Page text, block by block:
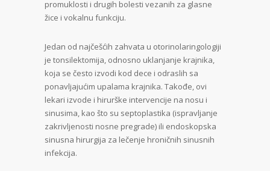
promuklosti i drugih bolesti vezanih za glasne
žice i vokalnu funkciju.
Jedan od najčešćih zahvata u otorinolaringologiji
je tonsilektomija, odnosno uklanjanje krajnika,
koja se često izvodi kod dece i odraslih sa
ponavljajućim upalama krajnika. Takođe, ovi
lekari izvode i hirurške intervencije na nosu i
sinusima, kao što su septoplastika (ispravljanje
zakrivljenosti nosne pregrade) ili endoskopska
sinusna hirurgija za lečenje hroničnih sinusnih
infekcija.